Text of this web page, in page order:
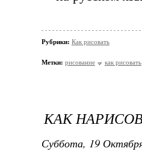
Рубрики: Как рисовать
Метки: рисование как рисовать
КАК
Суббота, 19